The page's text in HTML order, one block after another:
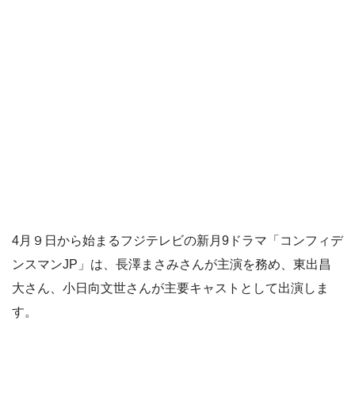
4月９日から始まるフジテレビの新月9ドラマ「コンフィデ
ンスマンJP」は、長澤まさみさんが主演を務め、東出昌
大さん、小日向文世さんが主要キャストとして出演しま
す。